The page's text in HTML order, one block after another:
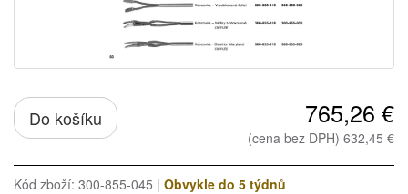
Do košíku 765,26 €
(cena bez DPH) 632,45 €
Kód zboží: 300-855-045 | Obvykle do 5 týdnů